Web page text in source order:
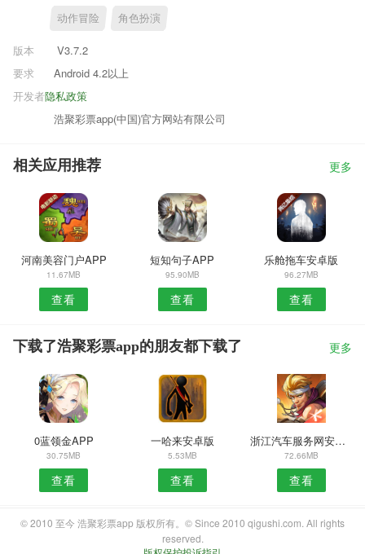
动作冒险 角色扮演
版本
V3.7.2
要求
Android 4.2以上
隐私政策
开发者
浩聚彩票app(中国)官方网站有限公司
相关应用推荐 更多
河南美容门户APP
11.67MB
查看
短知句子APP
95.90MB
查看
乐舱拖车安卓版
96.27MB
查看
下载了浩聚彩票app的朋友都下载了 更多
0蓝领金APP
30.75MB
查看
一哈来安卓版
5.53MB
查看
浙江汽车服务网安卓版
72.66MB
查看
© 2010 至今 浩聚彩票app 版权所有。© Since 2010 qigushi.com. All rights
reserved.